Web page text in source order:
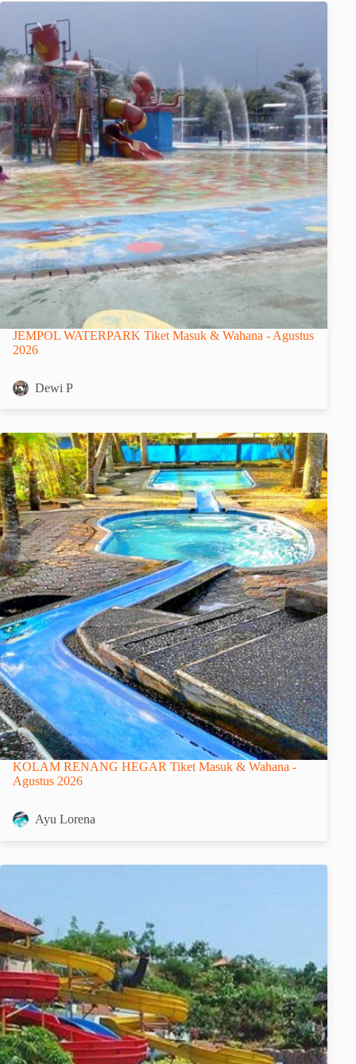
JEMPOL WATERPARK Tiket Masuk & Wahana - Agustus
2026
Dewi P
KOLAM RENANG HEGAR Tiket Masuk & Wahana -
Agustus 2026
Ayu Lorena